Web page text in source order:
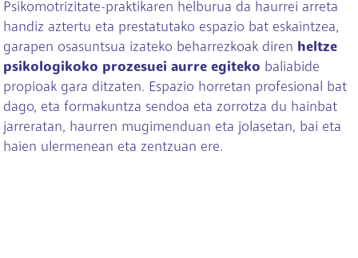
Psikomotrizitate-praktikaren helburua da haurrei arreta
handiz aztertu eta prestatutako espazio bat eskaintzea,
garapen osasuntsua izateko beharrezkoak diren heltze
psikologikoko prozesuei aurre egiteko baliabide
propioak gara ditzaten. Espazio horretan profesional bat
dago, eta formakuntza sendoa eta zorrotza du hainbat
jarreratan, haurren mugimenduan eta jolasetan, bai eta
haien ulermenean eta zentzuan ere.